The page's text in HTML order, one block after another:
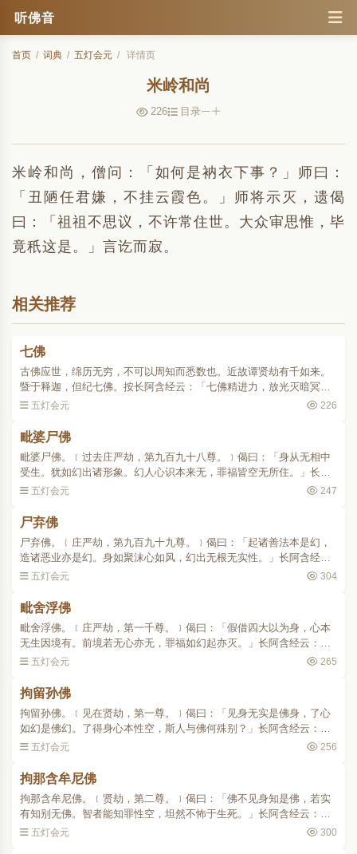
听佛音
首页 / 词典 / 五灯会元 / 详情页
米岭和尚
226 目录
米岭和尚，僧问：「如何是衲衣下事？」师曰：
「丑陋任君嫌，不挂云霞色。」师将示灭，遗偈
曰：「祖祖不思议，不许常住世。大众审思惟，毕
竟秖这是。」言讫而寂。
相关推荐
七佛
古佛应世，绵历无穷，不可以周知而悉数也。近故谭贤劫有千如来。
暨于释迦，但纪七佛。按长阿含经云：「七佛精进力，放光灭暗冥。
各各坐树下，于中成正觉。」又曼殊室利为七佛祖师，金华善慧大士
五灯会元 226
毗婆尸佛
毗婆尸佛。﹝过去庄严劫，第九百九十八尊。﹞偈曰：「身从无相中
受生。犹如幻出诸形象。幻人心识本来无，罪福皆空无所住。」长阿
含经云：「人寿八万岁时，此佛出世。」种刹利，姓拘利若。父槃
五灯会元 247
尸弃佛
尸弃佛。﹝庄严劫，第九百九十九尊。﹞偈曰：「起诸善法本是幻，
造诸恶业亦是幻。身如聚沫心如风，幻出无根无实性。」长阿含经
云：「人寿七万岁时，此佛出世。」种刹利，姓拘利若。父明相，母
五灯会元 304
毗舍浮佛
毗舍浮佛。﹝庄严劫，第一千尊。﹞偈曰：「假借四大以为身，心本
无生因境有。前境若无心亦无，罪福如幻起亦灭。」长阿含经云：
「人寿六万岁时，此佛出世。」种刹利，姓拘利若。父善灯，母称
五灯会元 265
拘留孙佛
拘留孙佛。﹝见在贤劫，第一尊。﹞偈曰：「见身无实是佛身，了心
如幻是佛幻。了得身心本性空，斯人与佛何殊别？」长阿含经云：
「人寿四万岁时，此佛出世。」种婆罗门，姓迦叶。父礼得，母善
五灯会元 256
拘那含牟尼佛
拘那含牟尼佛。﹝贤劫，第二尊。﹞偈曰：「佛不见身知是佛，若实
有知别无佛。智者能知罪性空，坦然不怖于生死。」长阿含经云：
「人寿三万岁时，此佛出世。」种婆罗门，姓迦叶。父大德，母善
五灯会元 300